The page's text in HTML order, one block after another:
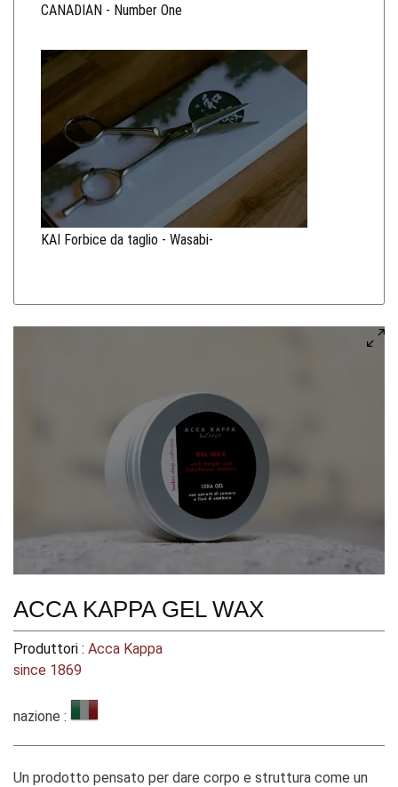
CANADIAN - Number One
KAI Forbice da taglio - Wasabi-
ACCA KAPPA GEL WAX
Produttori : Acca Kappa
since 1869
nazione :
Un prodotto pensato per dare corpo e struttura come un